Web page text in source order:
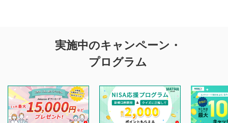
投稿に関する注意
を目的として、各動画コンテンツに、評価およびコメントの
投稿ができます。利用者は以下の注意事項をご理解のうえ、
閲覧および投稿を行うものとしてください。
他の利用者が動画を視聴される際の参考になるコメントをお
実施中のキャンペーン・
プログラム